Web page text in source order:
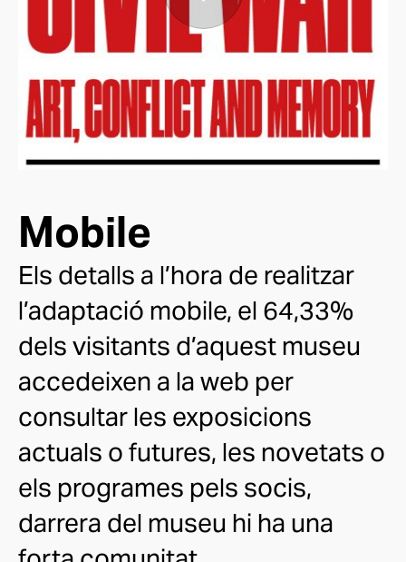
Mobile
Els detalls a l’hora de realitzar
l’adaptació mobile, el 64,33%
dels visitants d’aquest museu
accedeixen a la web per
consultar les exposicions
actuals o futures, les novetats o
els programes pels socis,
darrera del museu hi ha una